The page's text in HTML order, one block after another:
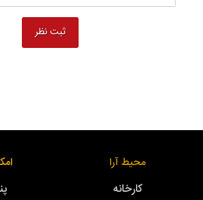
محیط آرا
کارخانه